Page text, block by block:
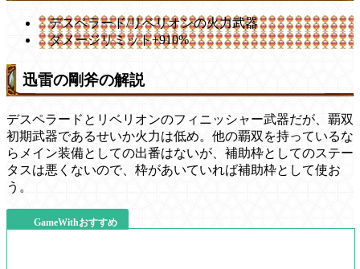
デスペラード/リベリオンの火力武器
ダメージリミット+910%
迅雷の剛斧の解説
デスペラードとリベリオンのフィニッシャー武器だが、覇双
初期武器であるせいか火力は低め。他の覇双を持っているな
らメイン装備としての出番はないが、補助枠としてのステー
タスは悪くないので、枠があいていれば補助枠として使お
う。
GameWithおすすめ